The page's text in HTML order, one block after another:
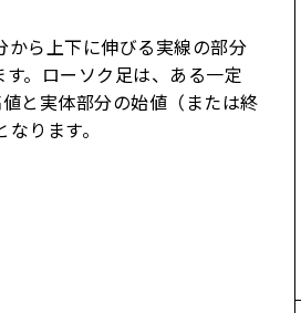
から上下に伸びる実線の部分
。ローソク足は、ある一定
と実体部分の始値（または終
ります。